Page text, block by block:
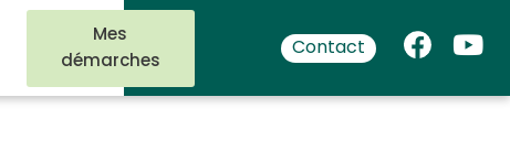
Mes
démarches
Contact